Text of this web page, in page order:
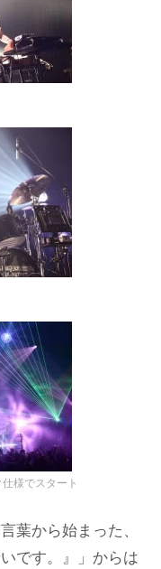
様でスタート
葉から始まった、
です。』」からは